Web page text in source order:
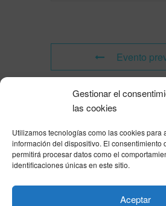
Gestionar el
las cookies
Utilizamos tecnologías como las cookies para
información del dispositivo. El consentimiento
permitirá procesar datos como el
identificaciones únicas en este sitio.
Aceptar
Evento
Evento siguiente
Powered byModern Events
Política de privacidad| Aviso Legal|Política de
nosotros
HOME